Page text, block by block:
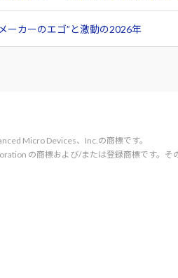
ーカーのエゴ”と激動の2026年
Micro Devices、Inc.の商標です。
の商標および/または登録商標です。